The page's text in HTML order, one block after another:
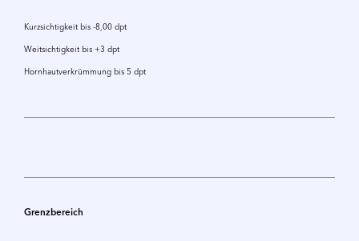
Kurzsichtigkeit bis -8,00 dpt
Weitsichtigkeit bis +3 dpt
Hornhautverkrümmung bis 5 dpt
Grenzbereich